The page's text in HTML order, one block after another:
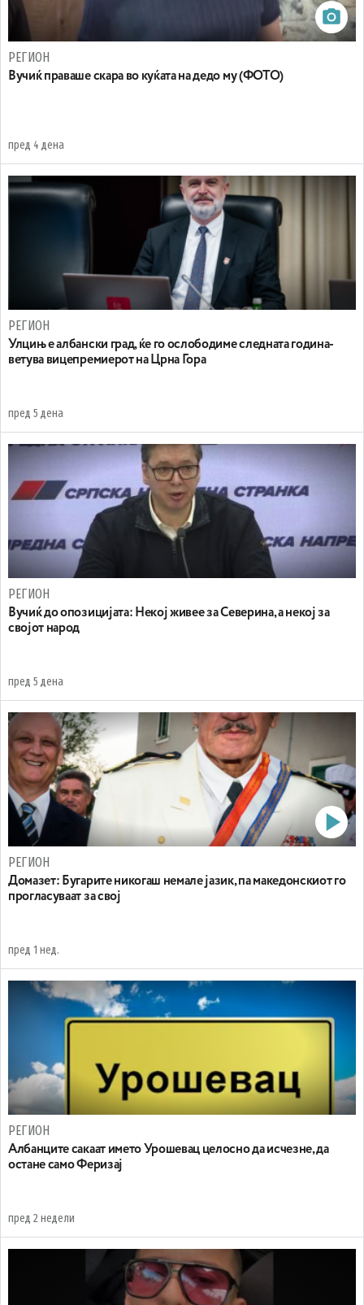
РЕГИОН
Вучиќ праваше скара во куќата на дедо му (ФОТО)
пред 4 дена
РЕГИОН
Улцињ е албански град, ќе го ослободиме следната година-
ветува вицепремиерот на Црна Гора
пред 5 дена
РЕГИОН
Вучиќ до опозицијата: Некој живее за Северина, а некој за
својот народ
пред 5 дена
РЕГИОН
Домазет: Бугарите никогаш немале јазик, па македонскиот го
прогласуваат за свој
пред 1 нед.
РЕГИОН
Aлбанците сакаат името Урошевац целосно да исчезне, да
остане само Феризај
пред 2 недели